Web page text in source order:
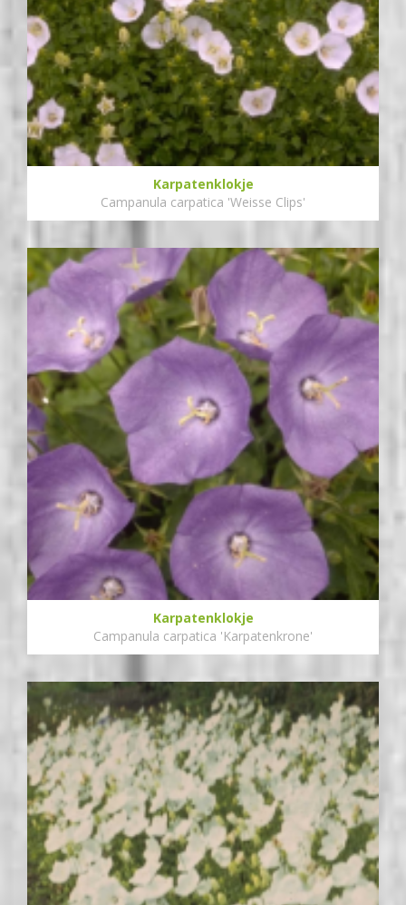
Karpatenklokje
Campanula carpatica 'Weisse Clips'
Karpatenklokje
Campanula carpatica 'Karpatenkrone'